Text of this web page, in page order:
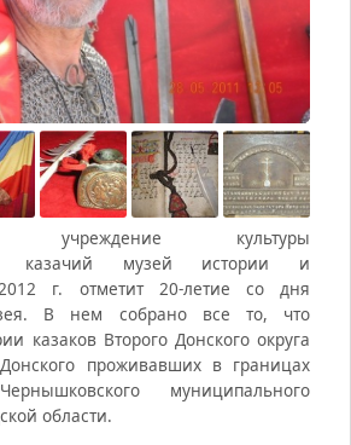
учреждение культуры
казачий музей истории и
г. отметит 20-летие со дня
В нем собрано все то, что
казаков Второго Донского округа
проживавших в границах
муниципального
области.